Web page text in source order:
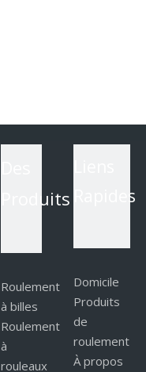
Produits
Roulement
à billes
Roulement
à
rouleaux
Rapides
Domicile
Produits
de
roulement
À propos